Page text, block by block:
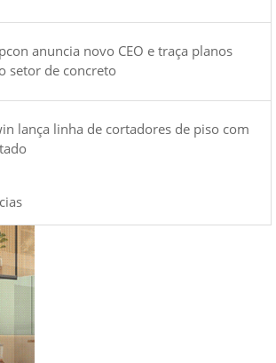
anuncia novo CEO e traça planos
setor de concreto
lança linha de cortadores de piso com